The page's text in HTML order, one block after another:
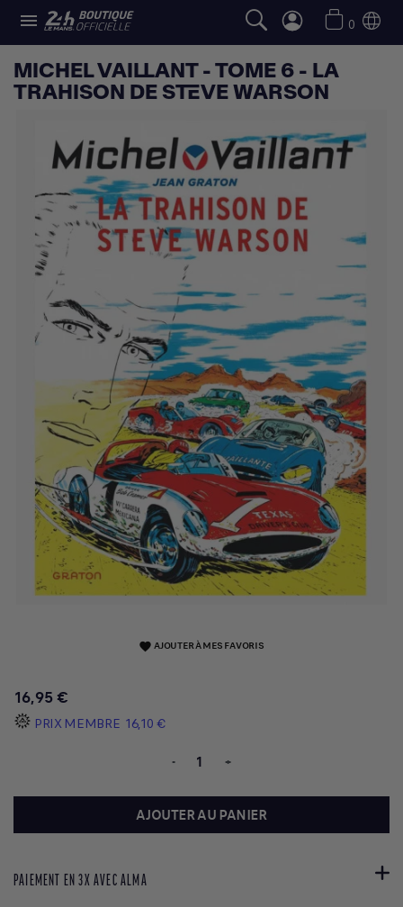
 0
MICHEL VAILLANT - TOME 6 - LA
TRAHISON DE STEVE WARSON
favorite AJOUTER À MES FAVORIS
16,95 €
PRIX MEMBRE 16,10 €
- +
AJOUTER AU PANIER
PAIEMENT EN 3X AVEC ALMA